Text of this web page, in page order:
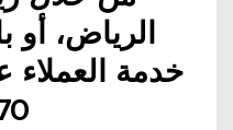
الرياض، أو